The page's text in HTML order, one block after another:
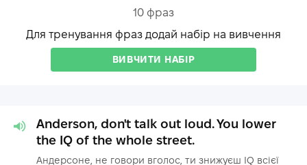
10 фраз
Для тренування фраз додай набір на вивчення
ВИВЧИТИ НАБІР
Anderson, don't talk out loud. You lower
the IQ of the whole street.
Андерсоне, не говори вголос, ти знижуєш IQ всієї